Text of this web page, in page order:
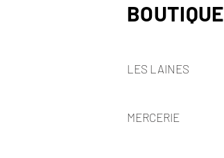
BOUTIQUE
LES LAINES
MERCERIE